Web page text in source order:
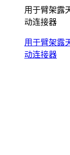
用于臂架露
动连接器
用于臂架露
动连接器